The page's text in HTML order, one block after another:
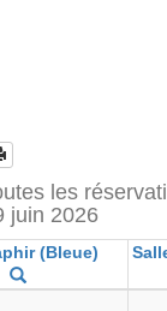
les
juin 2026
(Bleue)